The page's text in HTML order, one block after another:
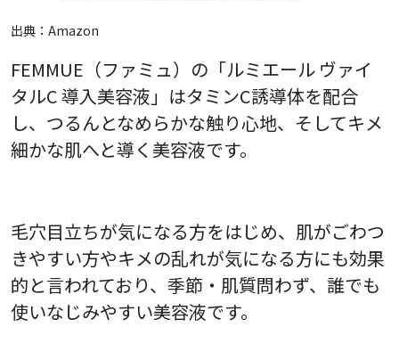
出典： Amazon
FEMMUE（ファミュ）の「ルミエール ヴァイ
タルC 導入美容液」はタミンC誘導体を配合
し、つるんとなめらかな触り心地、そしてキメ
細かな肌へと導く美容液です。
毛穴目立ちが気になる方をはじめ、肌がごわつ
きやすい方やキメの乱れが気になる方にも効果
的と言われており、季節・肌質問わず、誰でも
使いなじみやすい美容液です。